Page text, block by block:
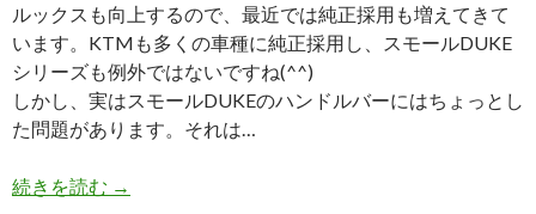
ルックスも向上するので、最近では純正採用も増えてきて
います。KTMも多くの車種に純正採用し、スモールDUKE
シリーズも例外ではないですね(^^)
しかし、実はスモールDUKEのハンドルバーにはちょっとし
た問題があります。それは…
続きを読む スモールDUKEのハンドルバーについて
→